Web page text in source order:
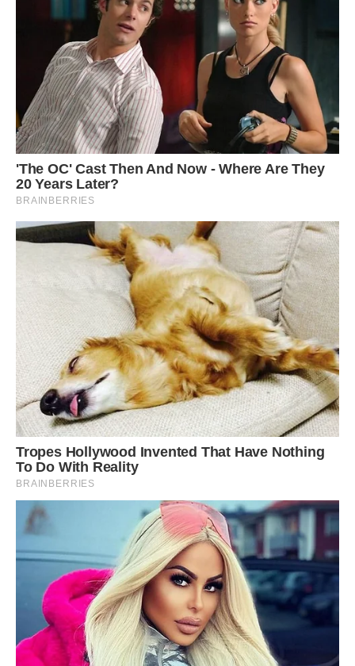
Сподобалась стаття? Поділіться з друзями на Facebook